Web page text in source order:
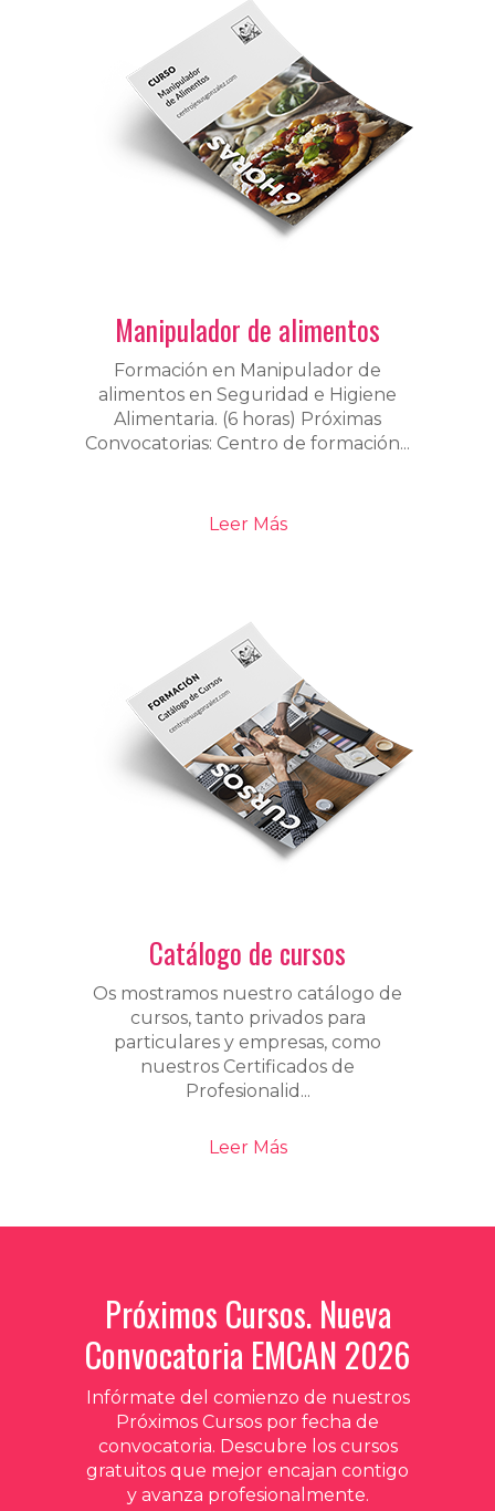
Manipulador de alimentos
Formación en Manipulador de
alimentos en Seguridad e Higiene
Alimentaria. (6 horas) Próximas
Convocatorias: Centro de formación...
Leer Más
Catálogo de cursos
Os mostramos nuestro catálogo de
cursos, tanto privados para
particulares y empresas, como
nuestros Certificados de
Profesionalid...
Leer Más
Próximos Cursos. Nueva
Convocatoria EMCAN 2026
Infórmate del comienzo de nuestros
Próximos Cursos por fecha de
convocatoria. Descubre los cursos
gratuitos que mejor encajan contigo
y avanza profesionalmente.